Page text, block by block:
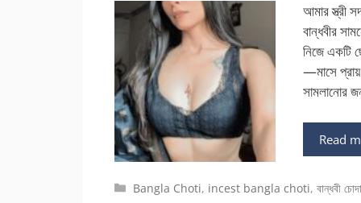
আমার স্ত্রী
বান্ধবীর
নিজে একটি
—মাসে
সামলানোর
Read
Categories
Bangla Choti, incest bangla choti,বান্ধবী